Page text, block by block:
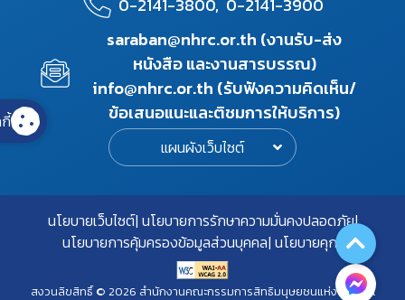
saraban@nhrc.or.th (งานรับ-ส่ง
หนังสือ และงานสารบรรณ)
info@nhrc.or.th (รับฟังความคิดเห็น/
ข้อเสนอแนะและติชมการให้บริการ)
แผนผังเว็บไซต์
นโยบายเว็บไซต์ นโยบายการรักษาความมั่นคงปลอดภัย
นโยบายการคุ้มครองข้อมูลส่วนบุคคล นโยบายคุกกี้
สงวนลิขสิทธิ์ © 2026 สำนักงานคณะกรรมการสิทธิมนุษยชนแห่งชาติ. All